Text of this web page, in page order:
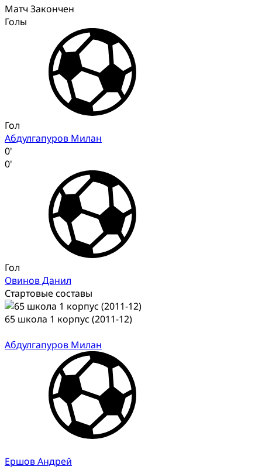
Матч Закончен
Голы
Гол
Абдулгапуров Милан
0'
0'
Гол
Овинов Данил
Стартовые составы
65 школа 1 корпус (2011-12)
Абдулгапуров Милан
Ершов Андрей